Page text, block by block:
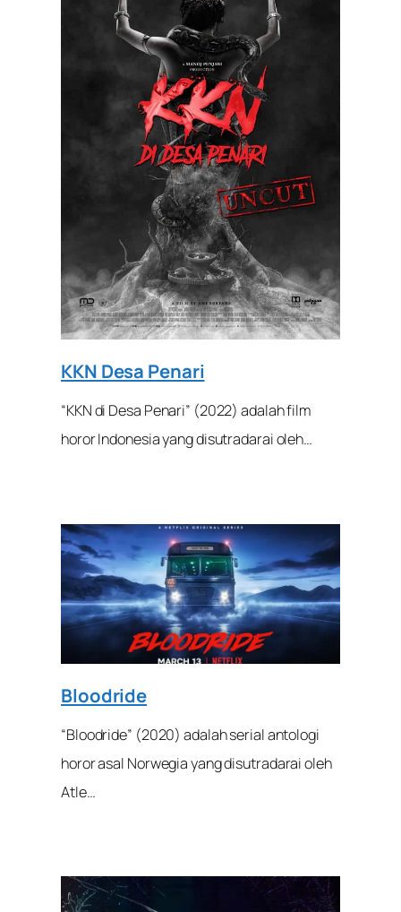
KKN Desa Penari
“KKN di Desa Penari” (2022) adalah film
horor Indonesia yang disutradarai oleh…
Bloodride
“Bloodride” (2020) adalah serial antologi
horor asal Norwegia yang disutradarai oleh
Atle…